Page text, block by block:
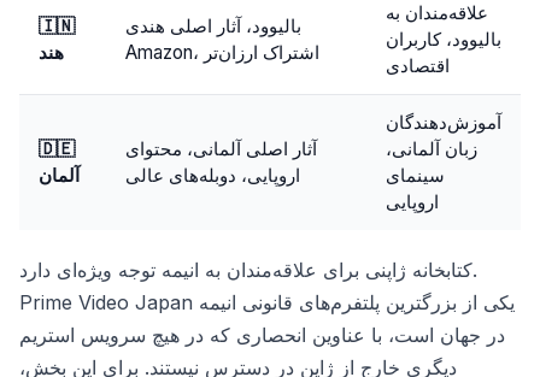
🇮🇳
هند
بالیوود، آثار اصلی هندی
Amazon، اشتراک ارزان‌تر
علاقه‌مندان به
بالیوود، کاربران
اقتصادی
🇩🇪
آلمان
آثار اصلی آلمانی، محتوای
اروپایی، دوبله‌های عالی
آموزش‌دهندگان
زبان آلمانی،
سینمای
اروپایی
کتابخانه ژاپنی برای علاقه‌مندان به انیمه توجه ویژه‌ای دارد.
Prime Video Japan یکی از بزرگترین پلتفرم‌های قانونی انیمه
در جهان است، با عناوین انحصاری که در هیچ سرویس استریم
دیگری خارج از ژاپن در دسترس نیستند. برای این بخش،